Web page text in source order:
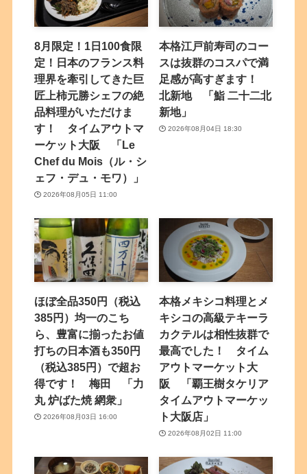
8月限定！1日100食限
定！日本のフランス料
理界を牽引してきた巨
匠上柿元勝シェフの絶
品料理がいただけま
す！ タイムアウトマ
ーケット大阪 「Le
Chef du Mois（ル・シ
ェフ・デュ・モワ）」
2026年08月05日 11:00
本格江戸前寿司のコー
スは抜群のコスパで満
足感が高すぎます！
北新地 「鮨 二十二北
新地」
2026年08月04日 18:30
ほぼ全品350円（税込
385円）均一のこち
ら、豊富に揃ったお値
打ちの日本酒も350円
（税込385円）で超お
得です！ 梅田 「力
丸 炉ばた焼 網衆」
2026年08月03日 16:00
本格メキシコ料理とメ
キシコの高級テキーラ
カクテルは相性抜群で
最高でした！ タイム
アウトマーケット大
阪 「覇王樹タケリア
タイムアウトマーケッ
ト大阪店」
2026年08月02日 11:00